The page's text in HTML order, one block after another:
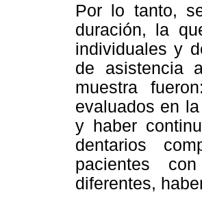
Por lo tanto,
duración, la
individuales y
de asistencia
muestra
evaluados en
y haber
dentarios
pacientes
diferentes,